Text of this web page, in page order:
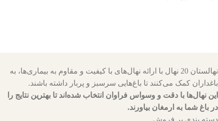
نهالستان 20 نهال با ارائه نهال‌های با کیفیت و مقاوم به بیماری‌ها، به
باغداران کمک می‌کنند تا باغ‌هایی سرسبز و پربار داشته باشند.
این نهال‌ها با دقت و وسواس فراوان انتخاب شده‌اند تا بهترین نتایج را
در باغ شما به ارمغان بیاورند.
دسته بندی پر فروش